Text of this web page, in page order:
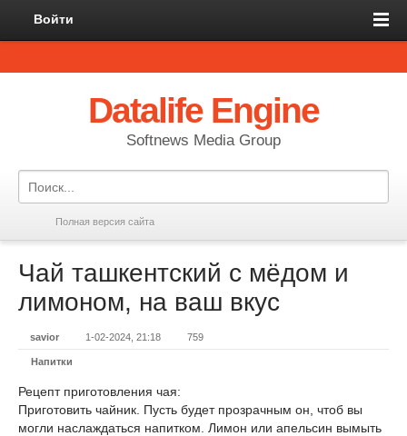
Войти
Datalife Engine
Softnews Media Group
Полная версия сайта
Чай ташкентский с мёдом и
лимоном, на ваш вкус
savior 1-02-2024, 21:18 759
Напитки
Рецепт приготовления чая:
Приготовить чайник. Пусть будет прозрачным он, чтоб вы
могли наслаждаться напитком. Лимон или апельсин вымыть